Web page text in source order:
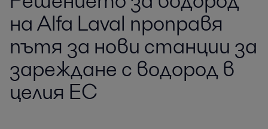
на Alfa Laval проправя
пътя за нови станции за
зареждане с водород в
целия ЕС